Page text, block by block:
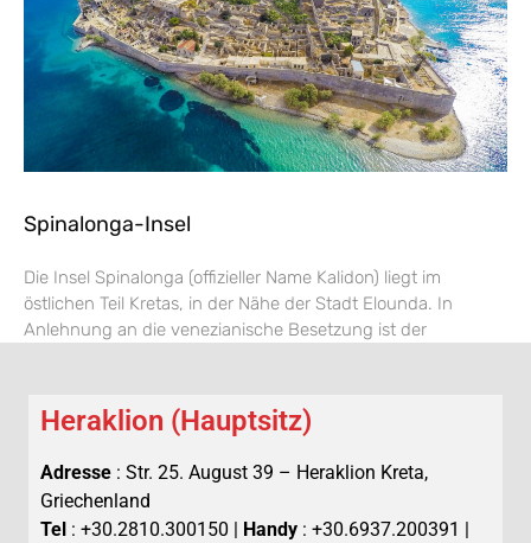
Spinalonga-Insel
Die Insel Spinalonga (offizieller Name Kalidon) liegt im
östlichen Teil Kretas, in der Nähe der Stadt Elounda. In
Anlehnung an die venezianische Besetzung ist der
Heraklion (Hauptsitz)
Adresse : Str. 25. August 39 – Heraklion Kreta,
Griechenland
Tel : +30.2810.300150 | Handy : +30.6937.200391 |